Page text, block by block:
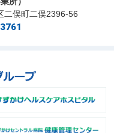
二俣町二俣2396-56